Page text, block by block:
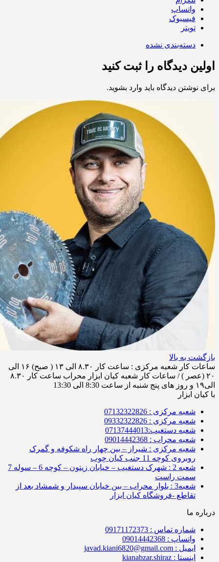
واتساپ
فیسبوک
تویتر
دسته‌بندی نشده
اولین دیدگاه را ثبت کنید
برای نوشتن دیدگاه باید وارد بشوید.
بازگشت به بالا
ساعات کار شعبه مرکزی : ساعت کار ۸.۳۰ الی ۱۳ ( صبح) ۱۶ الی
۲۰ (عصر ) / ساعات کار شعبه کیان ابزار محراب ساعت کار ۸.۳۰
الی۱۹ و روز های پنج شنبه از ساعت 8:30 الی 13:30
با کیان ابزار
شعبه مرکزی : 07132322826
شعبه مرکزی : 09332322826
شعبه دستغیب:07137444013
شعبه محراب : 09014442368
شعبه مرکزی : شیراز – بین چهار راه شکوفه و گمرک
روبروی کوچه 11 جنب کیان چوب
شعبه 2 : شهرک دستغیب – خیابان زیتون – کوچه 6 – سوله 7
سمت راست
شعبه3 : بلوار محراب – بین خیابان سپیدار و شمشاد بعد از
تقاطع -فروشگاه کیان ابزار
درباره ما
شماره تماس : 09171172373
واتساپ : 09014442368
ایمیل : javad.kiani6820@gmail.com
اینستا : kianabzar.shiraz